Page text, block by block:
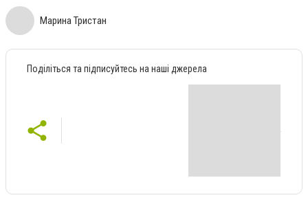
Марина Тристан
Поділіться та підписуйтесь на наші джерела